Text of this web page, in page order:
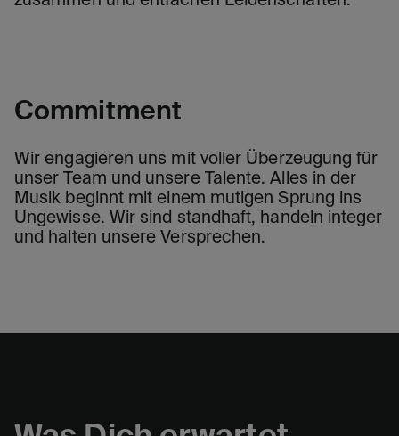
Commitment
Wir engagieren uns mit voller Überzeugung für
unser Team und unsere Talente. Alles in der
Musik beginnt mit einem mutigen Sprung ins
Ungewisse. Wir sind standhaft, handeln integer
und halten unsere Versprechen.